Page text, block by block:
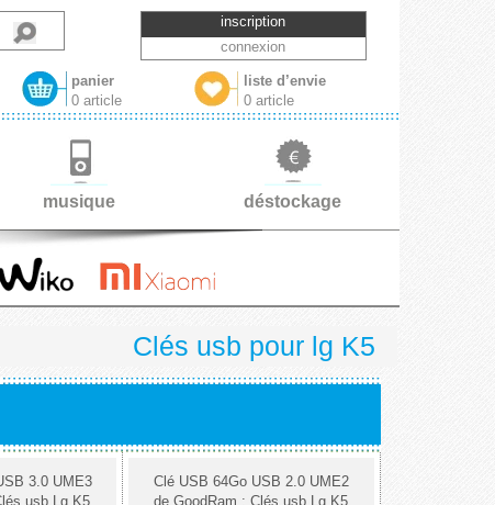
inscription
connexion
panier
0 article
liste d’envie
0 article
musique déstockage
Clés usb pour lg K5
3.0 UME3
Clé USB 64Go USB 2.0 UME2